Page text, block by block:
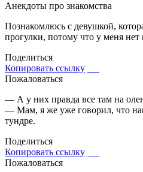
Анекдоты про знакомства
Познакомлюсь с девушкой,
прогулки, потому что у меня
Поделиться
Копировать ссылку
Пожаловаться
— А у них правда все там на
— Мам, я же уже говорил, что
тундре.
Поделиться
Копировать ссылку
Пожаловаться